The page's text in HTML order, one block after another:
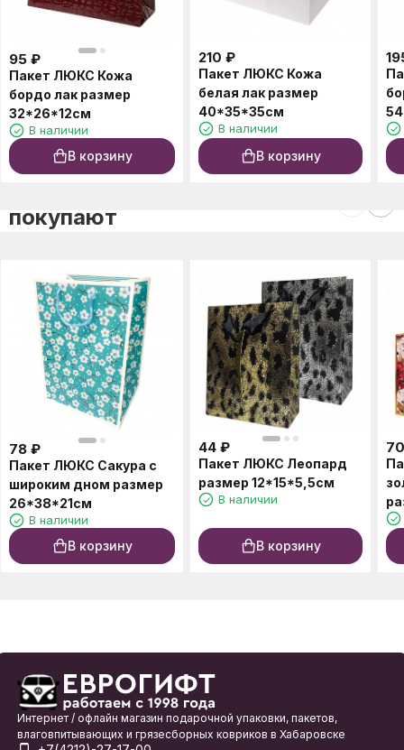
95 ₽
Пакет ЛЮКС Кожа
бордо лак размер
32*26*12см
В наличии
В корзину
210 ₽
Пакет ЛЮКС Кожа
белая лак размер
40*35*35см
В наличии
В корзину
покупают
78 ₽
Пакет ЛЮКС Сакура с
широким дном размер
26*38*21см
В наличии
В корзину
44 ₽
Пакет ЛЮКС Леопард
размер 12*15*5,5см
В наличии
В корзину
70
Интернет / офлайн магазин подарочной упаковки, пакетов,
влаговпитывающих и грязесборных ковриков в Хабаровске